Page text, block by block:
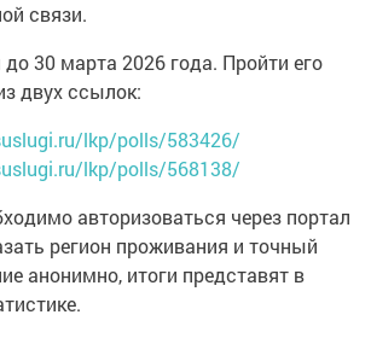
связи.
30 марта 2026 года. Пройти его
двух ссылок:
lkp/polls/583426/
lkp/polls/568138/
авторизоваться через портал
регион проживания и точный
анонимно, итоги представят в